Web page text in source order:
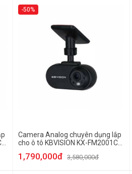
-50%
Camera Analog chuyên dụng lắp
cho ô tô KBVISION KX-FM2001C-
1,790,000đ 3,580,000đ